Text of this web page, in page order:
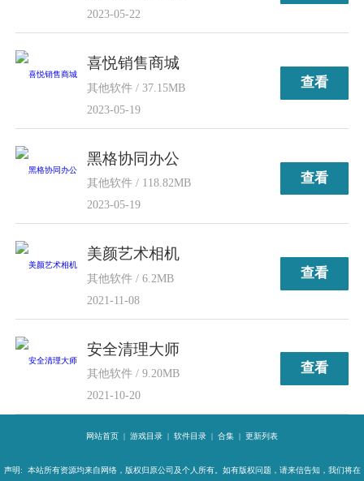
2023-05-22
喜悦销售商城
其他软件 / 37.15MB
2023-05-19
查看
黑格协同办公
其他软件 / 118.82MB
2023-05-19
查看
美颜艺术相机
其他软件 / 6.2MB
2021-11-08
查看
安全清理大师
其他软件 / 9.20MB
2021-10-20
查看
网站首页 | 游戏目录 | 软件目录 | 合集 | 更新列表
声明: 本站所有资源均来自网络，版权归原公司及个人所有。如有版权问题，请来信告知，我们将在